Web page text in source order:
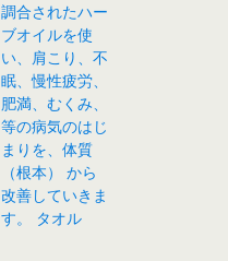
調合されたハー
ブオイルを使
い、肩こり、不
眠、慢性疲労、
肥満、むくみ、
等の病気のはじ
まりを、体質
（根本） から
改善していきま
す。 タオル